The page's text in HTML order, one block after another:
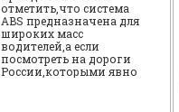
отметить,что система
ABS предназначена для
широких масс
водителей,а если
посмотреть на дороги
России,которыми явно